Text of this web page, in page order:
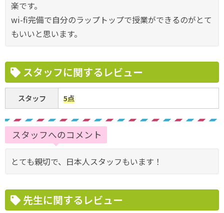
楽です。
wi-fi完備で自分のラップトップで授業ができるのがとて
もいいと思います。
スタッフに関するレビュー
スタッフ 5点
スタッフへのコメント
とても親切で、日本人スタッフもいます！
先生に関するレビュー